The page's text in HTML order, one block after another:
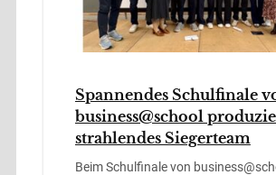
Spannendes Schulfinale
business@school
strahlendes Siegerteam
Beim Schulfinale von